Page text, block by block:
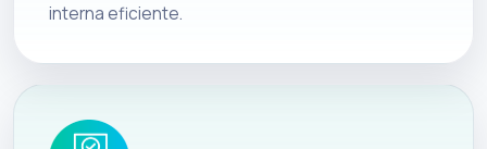
interna eficiente.